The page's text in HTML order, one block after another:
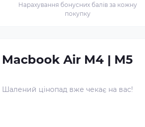
Нарахування бонусних балів за кожну
покупку
Macbook Air M4 | M5
Шалений цінопад вже чекає на вас!